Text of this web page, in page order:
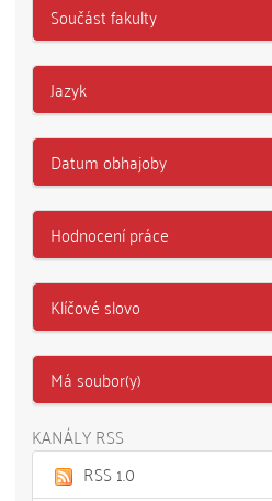
Součást fakulty
Jazyk
Datum obhajoby
Hodnocení práce
Klíčové slovo
Má soubor(y)
KANÁLY RSS
RSS 1.0